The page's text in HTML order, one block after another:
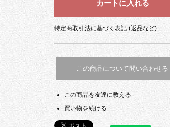
特定商取引法に基づく表記 (返品など)
この商品について問い合わせる
この商品を友達に教える
買い物を続ける